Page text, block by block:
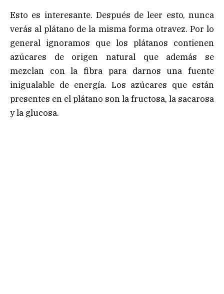
Esto es interesante. Después de leer esto, nunca
verás al plátano de la misma forma otravez. Por lo
general ignoramos que los plátanos contienen
azúcares de origen natural que además se
mezclan con la fibra para darnos una fuente
inigualable de energía. Los azúcares que están
presentes en el plátano son la fructosa, la sacarosa
y la glucosa.